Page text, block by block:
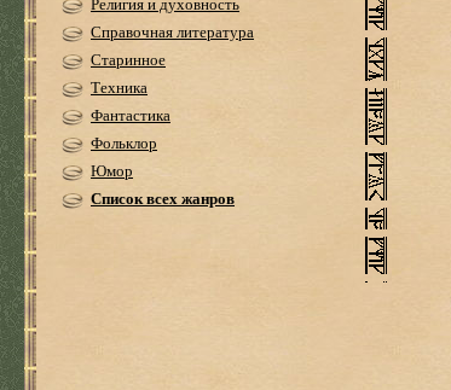
Справочная литература
Старинное
Техника
Фантастика
Фольклор
Юмор
Список всех жанров